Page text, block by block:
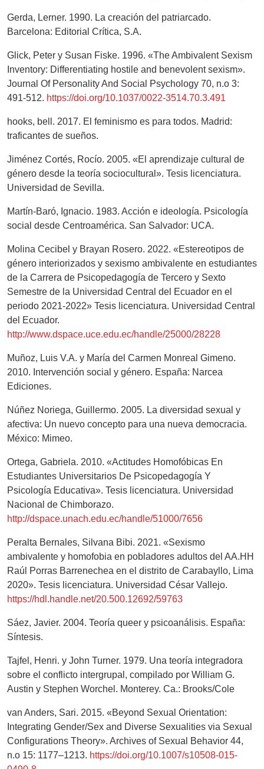
Gerda, Lerner. 1990. La creación del patriarcado.
Barcelona: Editorial Crítica, S.A.
Glick, Peter y Susan Fiske. 1996. «The Ambivalent Sexism
Inventory: Differentiating hostile and benevolent sexism».
Journal Of Personality And Social Psychology 70, n.o 3:
491-512. https://doi.org/10.1037/0022-3514.70.3.491
hooks, bell. 2017. El feminismo es para todos. Madrid:
traficantes de sueños.
Jiménez Cortés, Rocío. 2005. «El aprendizaje cultural de
género desde la teoría sociocultural». Tesis licenciatura.
Universidad de Sevilla.
Martín-Baró, Ignacio. 1983. Acción e ideología. Psicología
social desde Centroamérica. San Salvador: UCA.
Molina Cecibel y Brayan Rosero. 2022. «Estereotipos de
género interiorizados y sexismo ambivalente en estudiantes
de la Carrera de Psicopedagogía de Tercero y Sexto
Semestre de la Universidad Central del Ecuador en el
periodo 2021-2022» Tesis licenciatura. Universidad Central
del Ecuador.
http://www.dspace.uce.edu.ec/handle/25000/28228
Muñoz, Luis V.A. y María del Carmen Monreal Gimeno.
2010. Intervención social y género. España: Narcea
Ediciones.
Núñez Noriega, Guillermo. 2005. La diversidad sexual y
afectiva: Un nuevo concepto para una nueva democracia.
México: Mimeo.
Ortega, Gabriela. 2010. «Actitudes Homofóbicas En
Estudiantes Universitarios De Psicopedagogía Y
Psicología Educativa». Tesis licenciatura. Universidad
Nacional de Chimborazo.
http://dspace.unach.edu.ec/handle/51000/7656
Peralta Bernales, Silvana Bibi. 2021. «Sexismo
ambivalente y homofobia en pobladores adultos del AA.HH
Raúl Porras Barrenechea en el distrito de Carabayllo, Lima
2020». Tesis licenciatura. Universidad César Vallejo.
https://hdl.handle.net/20.500.12692/59763
Sáez, Javier. 2004. Teoría queer y psicoanálisis. España:
Síntesis.
Tajfel, Henri. y John Turner. 1979. Una teoría integradora
sobre el conflicto intergrupal, compilado por William G.
Austin y Stephen Worchel. Monterey. Ca.: Brooks/Cole
van Anders, Sari. 2015. «Beyond Sexual Orientation:
Integrating Gender/Sex and Diverse Sexualities via Sexual
Configurations Theory». Archives of Sexual Behavior 44,
n.o 15: 1177–1213. https://doi.org/10.1007/s10508-015-